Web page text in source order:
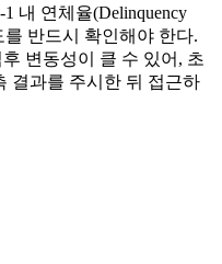
내 연체율(Delinquency
반드시 확인해야 한다.
변동성이 클 수 있어, 초
결과를 주시한 뒤 접근하